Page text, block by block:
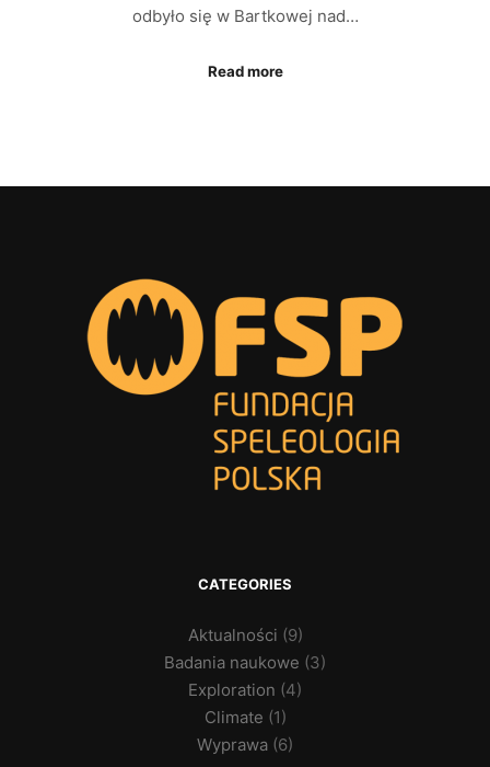
odbyło się w Bartkowej nad…
Read more
CATEGORIES
Aktualności (9)
Badania naukowe (3)
Exploration (4)
Climate (1)
Wyprawa (6)